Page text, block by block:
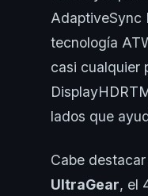
AdaptiveSync
tecnología
casi cualquier
lados que
Cabe
UltraGear, el